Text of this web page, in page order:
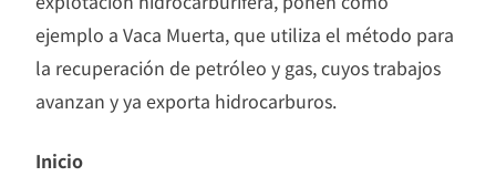
ejemplo a Vaca Muerta, que utiliza el método para
la recuperación de petróleo y gas, cuyos trabajos
avanzan y ya exporta hidrocarburos.
Inicio